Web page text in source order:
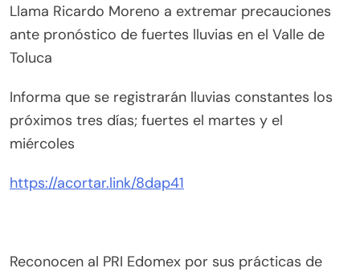
Llama Ricardo Moreno a extremar precauciones
ante pronóstico de fuertes lluvias en el Valle de
Toluca
Informa que se registrarán lluvias constantes los
próximos tres días; fuertes el martes y el
miércoles
https://acortar.link/8dap41
Reconocen al PRI Edomex por sus prácticas de